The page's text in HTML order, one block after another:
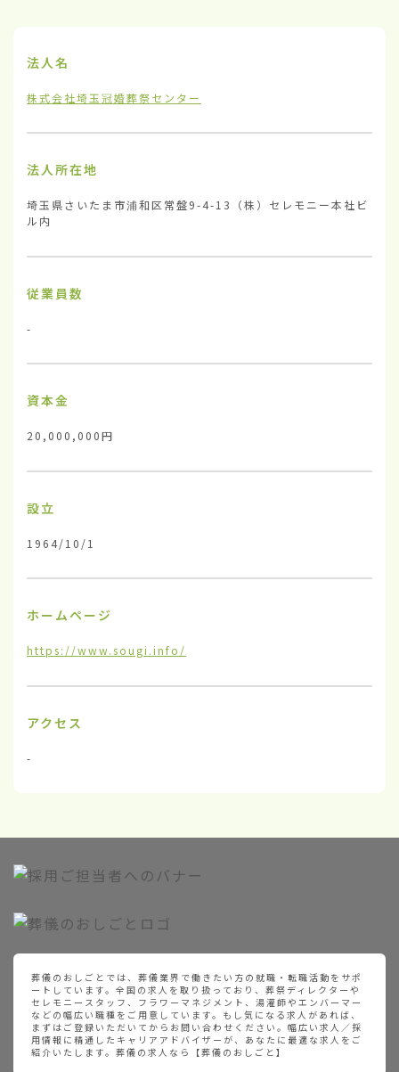
法人名
株式会社埼玉冠婚葬祭センター
法人所在地
埼玉県さいたま市浦和区常盤9-4-13（株）セレモニー本社ビ
ル内
従業員数
-
資本金
20,000,000円
設立
1964/10/1
ホームページ
https://www.sougi.info/
アクセス
-
葬儀のおしごとでは、葬儀業界で働きたい方の就職・転職活動をサポ
ートしています。全国の求人を取り扱っており、葬祭ディレクターや
セレモニースタッフ、フラワーマネジメント、湯灌師やエンバーマー
などの幅広い職種をご用意しています。もし気になる求人があれば、
まずはご登録いただいてからお問い合わせください。幅広い求人／採
用情報に精通したキャリアアドバイザーが、あなたに最適な求人をご
紹介いたします。葬儀の求人なら【葬儀のおしごと】